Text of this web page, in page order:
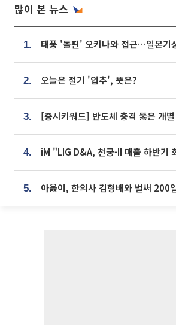
많이 본 뉴스
1.
2. 오늘은 절기 '입추', 뜻은?
3.
4.
5.